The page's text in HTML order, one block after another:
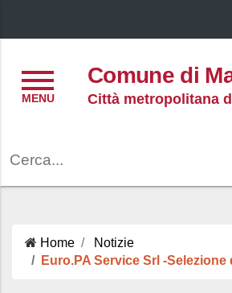
Comune di
Città metropolitana
Home
Notizie
Euro.PA Service Srl -